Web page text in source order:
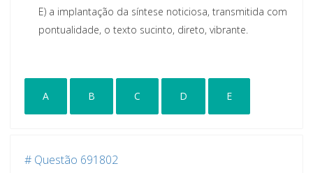
E) a implantação da síntese noticiosa, transmitida com
pontualidade, o texto sucinto, direto, vibrante.
A B C D E
# Questão 691802